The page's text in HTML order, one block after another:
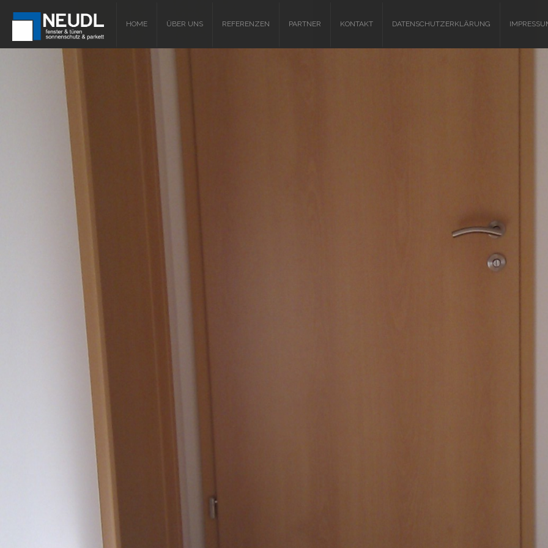
HOME ÜBER UNS REFERENZEN PARTNER KONTAKT DATENSCHUTZERKLÄRUNG